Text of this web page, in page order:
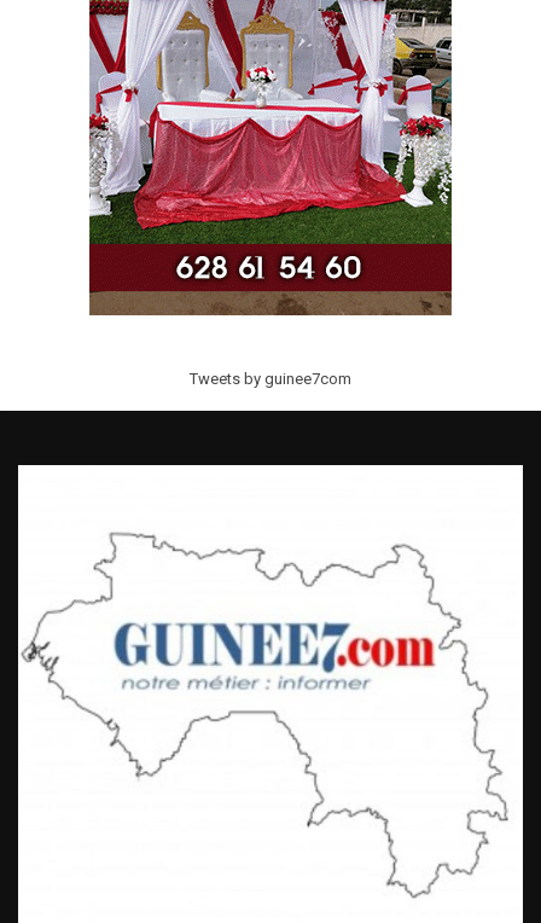
Tweets by guinee7com